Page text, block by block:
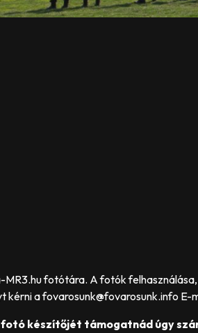
MR3.hu fotótára. A fotók
kérni a fovarosunk@fovarosunk.info E-
fotó készítőjét támogatnád úgy